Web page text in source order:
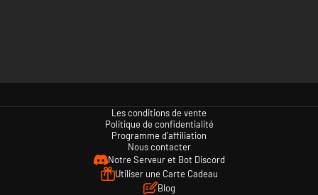
Les conditions de vente
Politique de confidentialité
Programme d'affiliation
Nous contacter
Notre Serveur et Bot Discord
Utiliser une Carte Cadeau
Blog